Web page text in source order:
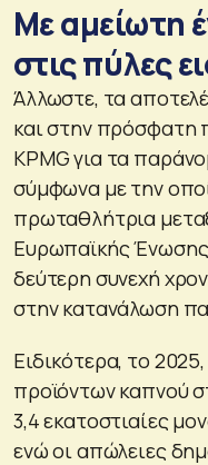
Με αμείωτη
στις πύλες
Άλλωστε, τα
και στην πρόσφατη
KPMG για τα
σύμφωνα με την
πρωταθλήτρια
Ευρωπαϊκής
δεύτερη συνεχή
στην κατανάλωση
Ειδικότερα, το
προϊόντων καπνού
3,4 εκατοστιαίες
ενώ οι απώλειες